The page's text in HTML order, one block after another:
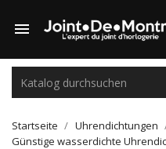

Startseite Uhrendichtungen
Günstige wasserdichte